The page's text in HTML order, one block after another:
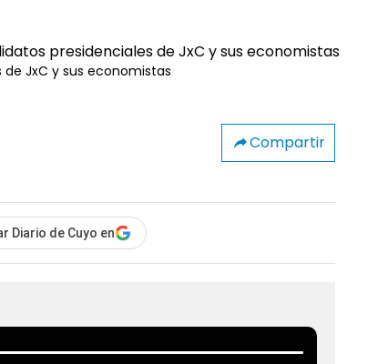
JxC y sus economistas
Compartir
Diario de Cuyo en